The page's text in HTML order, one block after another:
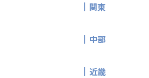
関東
中部
近畿